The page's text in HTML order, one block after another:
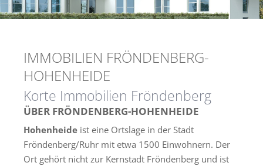
IMMOBILIEN FRÖNDENBERG-
HOHENHEIDE
Korte Immobilien Fröndenberg
ÜBER FRÖNDENBERG-HOHENHEIDE
Hohenheide ist eine Ortslage in der Stadt
Fröndenberg/Ruhr mit etwa 1500 Einwohnern. Der
Ort gehört nicht zur Kernstadt Fröndenberg und ist